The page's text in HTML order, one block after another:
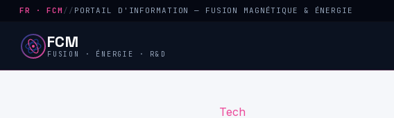
FR · FCM // PORTAIL D'INFORMATION — FUSION MAGNÉTIQUE & ÉNERGIE
FCM
FUSION · ÉNERGIE · R&D
Tech